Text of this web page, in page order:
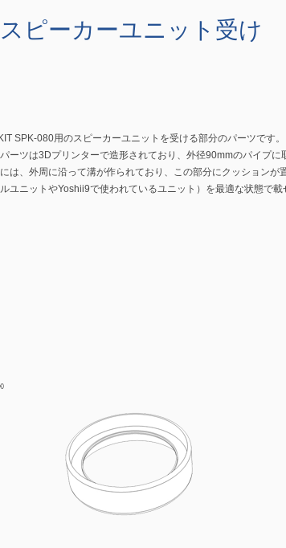
ピーカーユニット受け
SPK-080用のスピーカーユニットを受ける部分のパーツです。
パーツは3Dプリンターで造形されており、外径90mmのパイプに
は、外周に沿って溝が作られており、この部分にクッション
ユニットやYoshii9で使われているユニット）を最適な状態で載